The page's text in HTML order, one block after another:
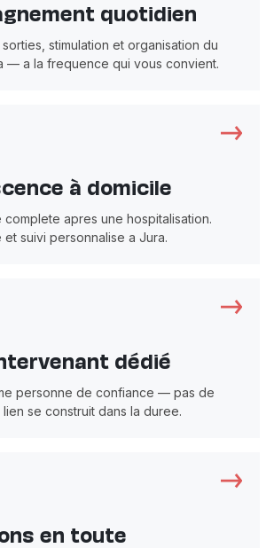
quotidien
stimulation et organisation du
— a la frequence qui vous convient.
à domicile
complete apres une hospitalisation.
suivi personnalise a Jura.
dédié
personne de confiance — pas de
se construit dans la duree.
en toute